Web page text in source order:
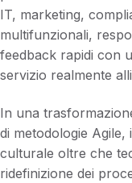
IT, marketing,
multifunzionali,
feedback rapidi con
servizio realmente
In una
di metodologie Agile,
culturale oltre che
ridefinizione dei